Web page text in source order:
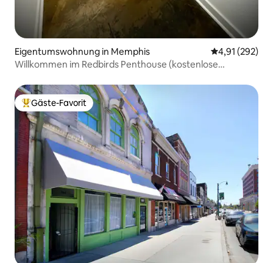
Eigentumswohnung in Memphis
4,91 (292)
Willkommen im Redbirds Penthouse (kostenlose
Beliebter Gäste-Favorit.
Gäste-Favorit